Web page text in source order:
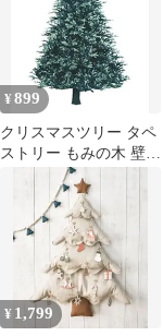
¥ 899
クリスマスツリー タペ
ストリー もみの木 壁掛
け クリスマス準備に✨
¥ 1,799